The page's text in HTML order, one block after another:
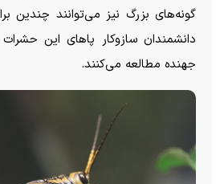
گونه‌های بزرگ نیز می‌توانند چندین
دانشمندان سازوکار پا‌های این
جهنده مطالعه می‌کنند.